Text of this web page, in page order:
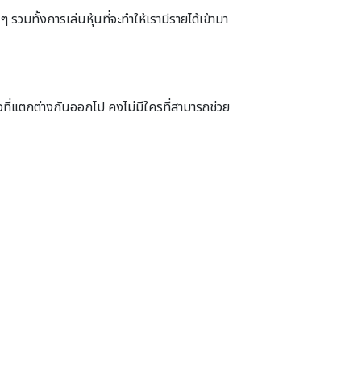
มทั้งการเล่นหุ้นที่จะทำให้เรามีรายได้เข้ามา
ที่แตกต่างกันออกไป คงไม่มีใครที่สามารถช่วย